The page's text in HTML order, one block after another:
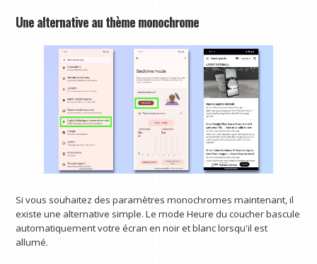
Une alternative au thème monochrome
Si vous souhaitez des paramètres monochromes maintenant, il
existe une alternative simple. Le mode Heure du coucher bascule
automatiquement votre écran en noir et blanc lorsqu'il est
allumé.